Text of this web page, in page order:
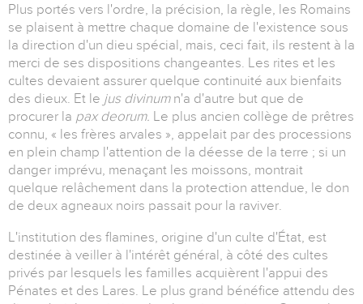
Plus portés vers l'ordre, la précision, la règle, les Romains
se plaisent à mettre chaque domaine de l'existence sous
la direction d'un dieu spécial, mais, ceci fait, ils restent à la
merci de ses dispositions changeantes. Les rites et les
cultes devaient assurer quelque continuité aux bienfaits
des dieux. Et le jus divinum n'a d'autre but que de
procurer la pax deorum. Le plus ancien collège de prêtres
connu, « les frères arvales », appelait par des processions
en plein champ l'attention de la déesse de la terre ; si un
danger imprévu, menaçant les moissons, montrait
quelque relâchement dans la protection attendue, le don
de deux agneaux noirs passait pour la raviver.
L'institution des flamines, origine d'un culte d'État, est
destinée à veiller à l'intérêt général, à côté des cultes
privés par lesquels les familles acquièrent l'appui des
Pénates et des Lares. Le plus grand bénéfice attendu des